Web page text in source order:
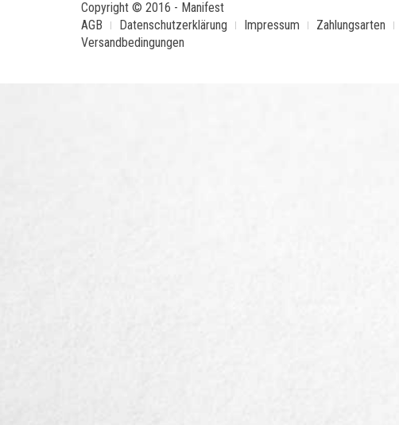
Copyright © 2016 - Manifest
AGB
Datenschutzerklärung Impressum Zahlungsarten
Versandbedingungen